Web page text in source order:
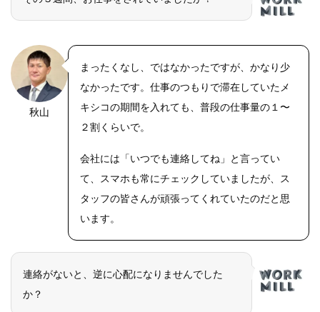
OLYMPUS
秋山
まったくなし、ではなかったですが、かなり少
なかったです。仕事のつもりで滞在していたメ
キシコの期間を入れても、普段の仕事量の１〜
２割くらいで。
会社には「いつでも連絡してね」と言ってい
て、スマホも常にチェックしていましたが、ス
タッフの皆さんが頑張ってくれていたのだと思
います。
連絡がないと、逆に心配になりませんでした
か？